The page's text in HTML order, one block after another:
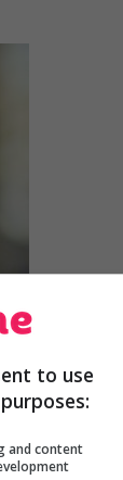
to use
and content